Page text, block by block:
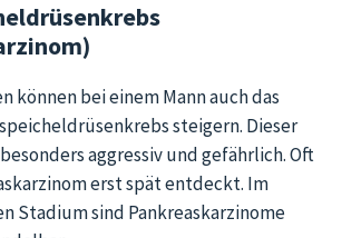
können bei einem Mann auch das
steigern. Dieser
aggressiv und gefährlich. Oft
erst spät entdeckt. Im
Stadium sind Pankreaskarzinome